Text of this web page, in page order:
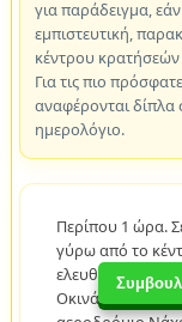
για παράδειγμα,
εμπιστευτική,
κέντρου
Για τις πιο
αναφέρονται
ημερολόγιο.
Περίπου 1 ώρα.
γύρω από το
ελευθερία του
Οκινάβα με ένα